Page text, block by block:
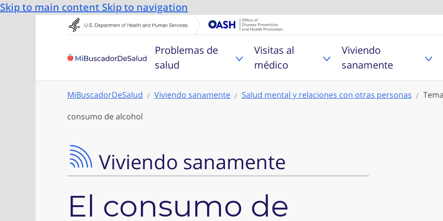
Skip to main content Skip to navigation
MyHealthfinder
Problemas de
salud
Toggle Problemas de salud sub menu
Visitas al
médico
Toggle Visitas al médico
Viviendo
sanamente
MiBuscadorDeSalud Viviendo sanamente Salud mental y relaciones con otras personas
consumo de alcohol
Viviendo sanamente
El consumo de